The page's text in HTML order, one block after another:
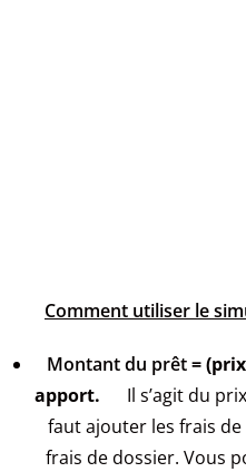
Comment utiliser le
Montant du prêt=
apport. Il s’agit du
faut ajouter les frais
frais de dossier. Vous